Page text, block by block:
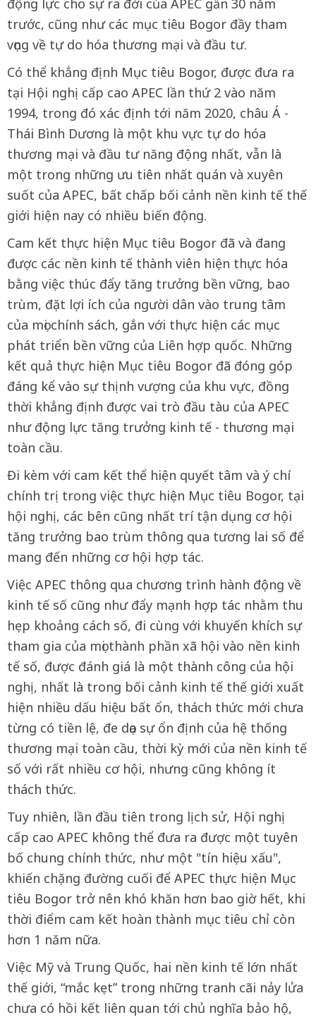
trước, cũng như các mục tiêu Bogor đầy tham
vọng về tự do hóa thương mại và đầu tư.
Có thể khẳng định Mục tiêu Bogor, được đưa ra
tại Hội nghị cấp cao APEC lần thứ 2 vào năm
1994, trong đó xác định tới năm 2020, châu Á -
Thái Bình Dương là một khu vực tự do hóa
thương mại và đầu tư năng động nhất, vẫn là
một trong những ưu tiên nhất quán và xuyên
suốt của APEC, bất chấp bối cảnh nền kinh tế thế
giới hiện nay có nhiều biến động.
Cam kết thực hiện Mục tiêu Bogor đã và đang
được các nền kinh tế thành viên hiện thực hóa
bằng việc thúc đẩy tăng trưởng bền vững, bao
trùm, đặt lợi ích của người dân vào trung tâm
của mọi chính sách, gắn với thực hiện các mục
phát triển bền vững của Liên hợp quốc. Những
kết quả thực hiện Mục tiêu Bogor đã đóng góp
đáng kể vào sự thịnh vượng của khu vực, đồng
thời khẳng định được vai trò đầu tàu của APEC
như động lực tăng trưởng kinh tế - thương mại
toàn cầu.
Đi kèm với cam kết thể hiện quyết tâm và ý chí
chính trị trong việc thực hiện Mục tiêu Bogor, tại
hội nghị, các bên cũng nhất trí tận dụng cơ hội
tăng trưởng bao trùm thông qua tương lai số để
mang đến những cơ hội hợp tác.
Việc APEC thông qua chương trình hành động về
kinh tế số cũng như đẩy mạnh hợp tác nhằm thu
hẹp khoảng cách số, đi cùng với khuyến khích sự
tham gia của mọi thành phần xã hội vào nền kinh
tế số, được đánh giá là một thành công của hội
nghị, nhất là trong bối cảnh kinh tế thế giới xuất
hiện nhiều dấu hiệu bất ổn, thách thức mới chưa
từng có tiền lệ, đe dọa sự ổn định của hệ thống
thương mại toàn cầu, thời kỳ mới của nền kinh tế
số với rất nhiều cơ hội, nhưng cũng không ít
thách thức.
Tuy nhiên, lần đầu tiên trong lịch sử, Hội nghị
cấp cao APEC không thể đưa ra được một tuyên
bố chung chính thức, như một "tín hiệu xấu",
khiến chặng đường cuối để APEC thực hiện Mục
tiêu Bogor trở nên khó khăn hơn bao giờ hết, khi
thời điểm cam kết hoàn thành mục tiêu chỉ còn
hơn 1 năm nữa.
Việc Mỹ và Trung Quốc, hai nền kinh tế lớn nhất
thế giới, “mắc kẹt” trong những tranh cãi nảy lửa
chưa có hồi kết liên quan tới chủ nghĩa bảo hộ,